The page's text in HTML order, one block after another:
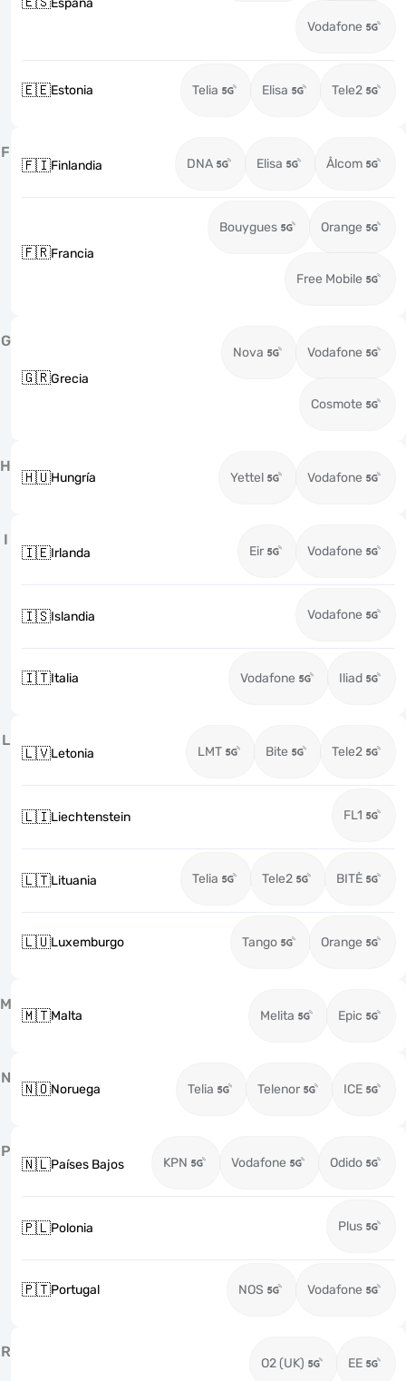
Vodafone
🇪🇪Estonia Telia Elisa Tele2
F
🇫🇮Finlandia DNA Elisa Ålcom
🇫🇷Francia
Bouygues Orange
Free Mobile
G
🇬🇷Grecia
Nova Vodafone
Cosmote
H
🇭🇺Hungría Yettel Vodafone
I
🇮🇪Irlanda Eir Vodafone
🇮🇸Islandia Vodafone
🇮🇹Italia Vodafone Iliad
L
🇱🇻Letonia LMT Bite Tele2
🇱🇮Liechtenstein FL1
🇱🇹Lituania Telia Tele2 BITĖ
🇱🇺Luxemburgo Tango Orange
M
🇲🇹Malta Melita Epic
N
🇳🇴Noruega Telia Telenor ICE
P
🇳🇱Países Bajos KPN Vodafone Odido
🇵🇱Polonia Plus
🇵🇹Portugal NOS Vodafone
R
O2 (UK) EE